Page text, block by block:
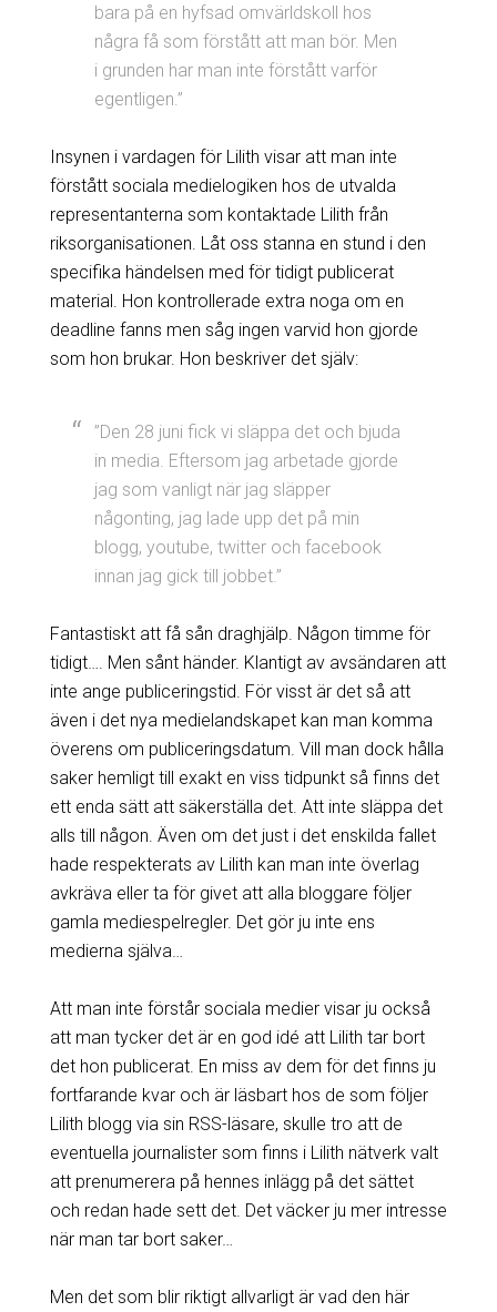
bara på en hyfsad omvärldskoll hos
några få som förstått att man bör. Men
i grunden har man inte förstått varför
egentligen.”
Insynen i vardagen för Lilith visar att man inte
förstått sociala medielogiken hos de utvalda
representanterna som kontaktade Lilith från
riksorganisationen. Låt oss stanna en stund i den
specifika händelsen med för tidigt publicerat
material. Hon kontrollerade extra noga om en
deadline fanns men såg ingen varvid hon gjorde
som hon brukar. Hon beskriver det själv:
”Den 28 juni fick vi släppa det och bjuda
in media. Eftersom jag arbetade gjorde
jag som vanligt när jag släpper
någonting, jag lade upp det på min
blogg, youtube, twitter och facebook
innan jag gick till jobbet.”
Fantastiskt att få sån draghjälp. Någon timme för
tidigt…. Men sånt händer. Klantigt av avsändaren att
inte ange publiceringstid. För visst är det så att
även i det nya medielandskapet kan man komma
överens om publiceringsdatum. Vill man dock hålla
saker hemligt till exakt en viss tidpunkt så finns det
ett enda sätt att säkerställa det. Att inte släppa det
alls till någon. Även om det just i det enskilda fallet
hade respekterats av Lilith kan man inte överlag
avkräva eller ta för givet att alla bloggare följer
gamla mediespelregler. Det gör ju inte ens
medierna själva…
Att man inte förstår sociala medier visar ju också
att man tycker det är en god idé att Lilith tar bort
det hon publicerat. En miss av dem för det finns ju
fortfarande kvar och är läsbart hos de som följer
Lilith blogg via sin RSS-läsare, skulle tro att de
eventuella journalister som finns i Lilith nätverk valt
att prenumerera på hennes inlägg på det sättet
och redan hade sett det. Det väcker ju mer intresse
när man tar bort saker…
Men det som blir riktigt allvarligt är vad den här